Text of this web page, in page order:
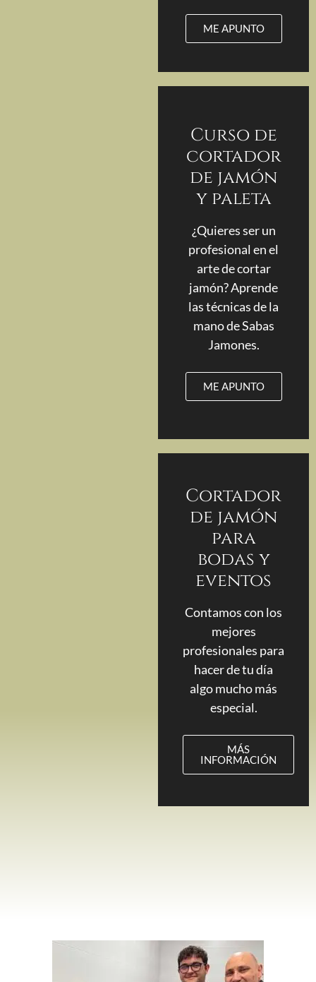
ME APUNTO
Curso de
cortador
de jamón
y paleta
¿Quieres ser un
profesional en el
arte de cortar
jamón? Aprende
las técnicas de la
mano de Sabas
Jamones.
ME APUNTO
Cortador
de jamón
para
bodas y
eventos
Contamos con los
mejores
profesionales para
hacer de tu día
algo mucho más
especial.
MÁS
INFORMACIÓN